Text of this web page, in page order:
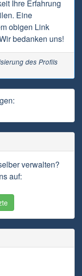
Ihre Erfahrung
Eine
obigen Link
bedanken uns!
des Profils
verwalten?
auf: